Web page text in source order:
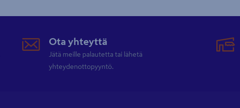
Ota yhteyttä
Jätä meille palautetta tai lähetä
yhteydenottopyyntö.